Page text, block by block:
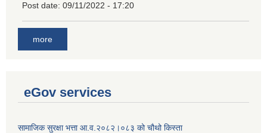
Post date: 09/11/2022 - 17:20
more
eGov services
सामाजिक सुरक्षा भत्ता आ.व.२०८२।०८३ को चौथो किस्ता